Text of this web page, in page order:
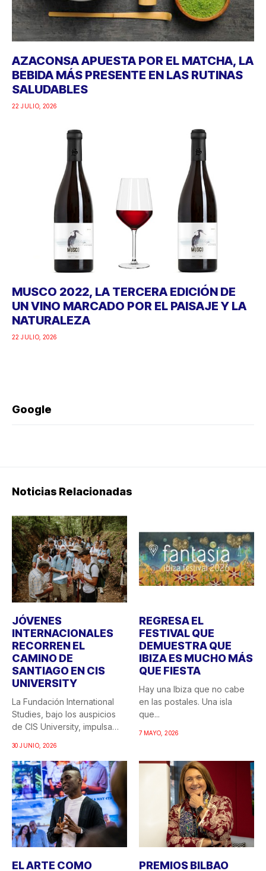
AZACONSA APUESTA POR EL MATCHA, LA
BEBIDA MÁS PRESENTE EN LAS RUTINAS
SALUDABLES
22 JULIO, 2026
MUSCO 2022, LA TERCERA EDICIÓN DE
UN VINO MARCADO POR EL PAISAJE Y LA
NATURALEZA
22 JULIO, 2026
Google
Noticias Relacionadas
JÓVENES
INTERNACIONALES
RECORREN EL
CAMINO DE
SANTIAGO EN CIS
UNIVERSITY
La Fundación International
Studies, bajo los auspicios
de CIS University, impulsa
30 JUNIO, 2026
REGRESA EL
FESTIVAL QUE
DEMUESTRA QUE
IBIZA ES MUCHO MÁS
QUE FIESTA
Hay una Ibiza que no cabe
en las postales. Una isla
que...
7 MAYO, 2026
EL ARTE COMO PREMIOS BILBAO